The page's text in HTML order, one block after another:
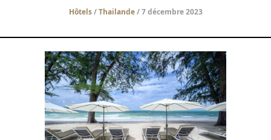
Hôtels/Thailande/ 7 décembre 2023